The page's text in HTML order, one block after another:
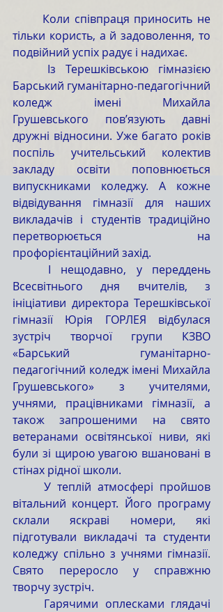
тільки користь, а й задоволення, то
подвійний успіх радує і надихає.
Барський гуманітарно-педагогічний
коледж імені Михайла
Грушевського пов’язують давні
дружні відносини. Уже багато років
поспіль учительський колектив
закладу освіти поповнюється
випускниками коледжу. А кожне
відвідування гімназії для наших
викладачів і студентів традиційно
перетворюється на
профорієнтаційний захід.
Всесвітнього дня вчителів, з
ініціативи директора Терешківської
гімназії Юрія ГОРЛЕЯ відбулася
зустріч творчої групи КЗВО
«Барський гуманітарно-
педагогічний коледж імені Михайла
Грушевського» з учителями,
учнями, працівниками гімназії, а
також запрошеними на свято
ветеранами освітянської ниви, які
були зі щирою увагою вшановані в
стінах рідної школи.
вітальний концерт. Його програму
склали яскраві номери, які
підготували викладачі та студенти
коледжу спільно з учнями гімназії.
Свято переросло у справжню
творчу зустріч.